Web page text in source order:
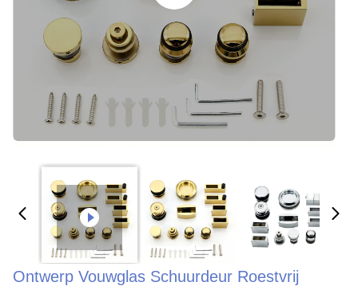
Ontwerp Vouwglas Schuurdeur Roestvrij